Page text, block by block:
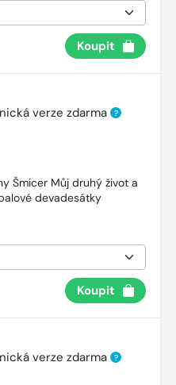
Koupit
verze zdarma ?
Šmicer Můj druhý život a
devadesátky
Koupit
verze zdarma ?